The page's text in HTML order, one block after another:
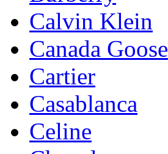
Calvin Klein
Canada Goose
Cartier
Casablanca
Celine